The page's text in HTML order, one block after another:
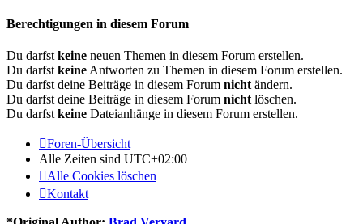
Berechtigungen in diesem Forum
Du darfst keine neuen Themen in diesem Forum erstellen.
Du darfst keine Antworten zu Themen in diesem Forum erstellen.
Du darfst deine Beiträge in diesem Forum nicht ändern.
Du darfst deine Beiträge in diesem Forum nicht löschen.
Du darfst keine Dateianhänge in diesem Forum erstellen.
Foren-Übersicht
Alle Zeiten sind UTC+02:00
Alle Cookies löschen
Kontakt